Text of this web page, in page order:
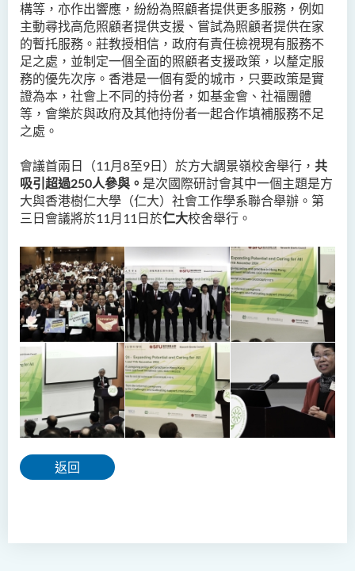
構等，亦作出響應，紛紛為照顧者提供更多服務，例如
主動尋找高危照顧者提供支援、嘗試為照顧者提供在家
的暫托服務。莊教授相信，政府有責任檢視現有服務不
足之處，並制定一個全面的照顧者支援政策，以釐定服
務的優先次序。香港是一個有愛的城市，只要政策是實
證為本，社會上不同的持份者，如基金會、社福團體
等，會樂於與政府及其他持份者一起合作填補服務不足
之處。
會議首兩日（11月8至9日）於方大調景嶺校舍舉行， 共
吸引超過250人參與。 是次國際研討會其中一個主題是方
大與香港樹仁大學（仁大）社會工作學系聯合舉辦。第
三日會議將於11月11日於仁大校舍舉行。
返回